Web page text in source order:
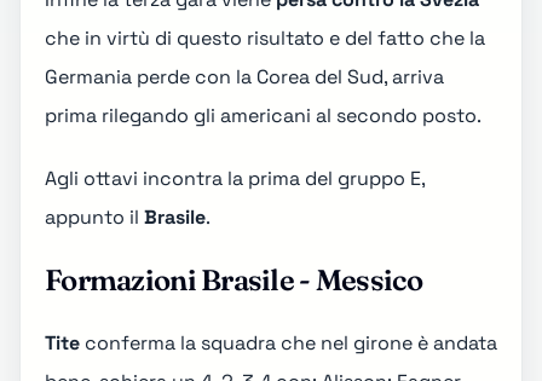
che in virtù di questo risultato e del fatto che la
Germania perde con la Corea del Sud, arriva
prima rilegando gli americani al secondo posto.
Agli ottavi incontra la prima del gruppo E,
appunto il Brasile.
Formazioni Brasile - Messico
Tite conferma la squadra che nel girone è andata